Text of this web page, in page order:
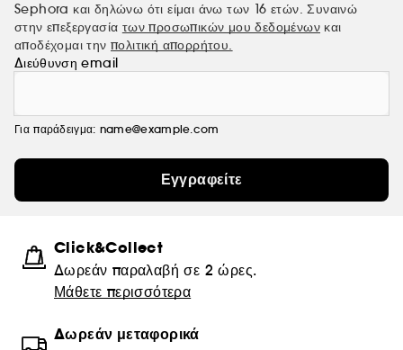
Sephora και δηλώνω ότι είμαι άνω των 16 ετών. Συναινώ
στην επεξεργασία των προσωπικών μου δεδομένων και
αποδέχομαι την πολιτική απορρήτου.
Διεύθυνση email
Για παράδειγμα: name@example.com
Εγγραφείτε
Click&Collect
Δωρεάν παραλαβή σε 2 ώρες.
Μάθετε περισσότερα
Δωρεάν μεταφορικά